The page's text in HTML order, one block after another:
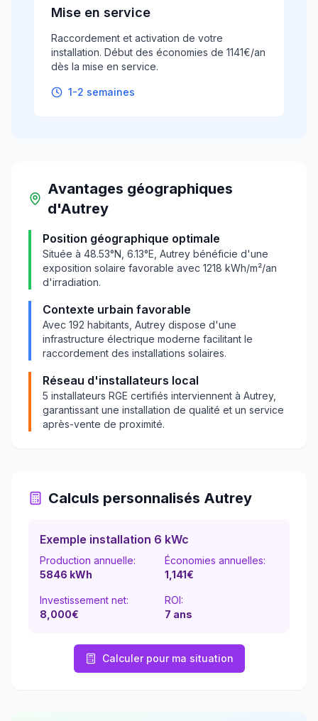
Mise en service
Raccordement et activation de votre
installation. Début des économies de 1141€/an
dès la mise en service.
1-2 semaines
Avantages géographiques
d'Autrey
Position géographique optimale
Située à 48.53°N, 6.13°E, Autrey bénéficie d'une
exposition solaire favorable avec 1218 kWh/m²/an
d'irradiation.
Contexte urbain favorable
Avec 192 habitants, Autrey dispose d'une
infrastructure électrique moderne facilitant le
raccordement des installations solaires.
Réseau d'installateurs local
5 installateurs RGE certifiés interviennent à Autrey,
garantissant une installation de qualité et un service
après-vente de proximité.
Calculs personnalisés Autrey
Exemple installation 6 kWc
Production annuelle:
5846 kWh
Économies annuelles:
1,141€
Investissement net:
8,000€
ROI:
7 ans
Calculer pour ma situation